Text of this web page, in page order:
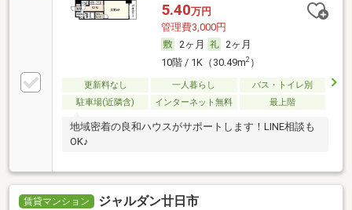
5.40万円
管理費3,000円
2ヶ月
2ヶ月
10階 / 1K（30.49m2）
更新料なし 一人暮らし
バス・トイレ別
駐車場(近隣含)
インターネット無料 最上階
地域密着の良和ハウスがサポートします！LINE相談も
OK♪
賃貸マンション ジャルダン廿日市